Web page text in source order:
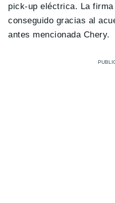
pick-up eléctrica. La
conseguido gracias al
antes mencionada Chery.